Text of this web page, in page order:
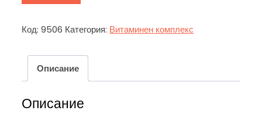
Код:9506 Категория: Витаминен комплекс
Описание
Описание